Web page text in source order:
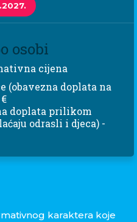
osobi
cijena
(obavezna doplata na
doplata prilikom
odrasli i djeca) -
karaktera koje